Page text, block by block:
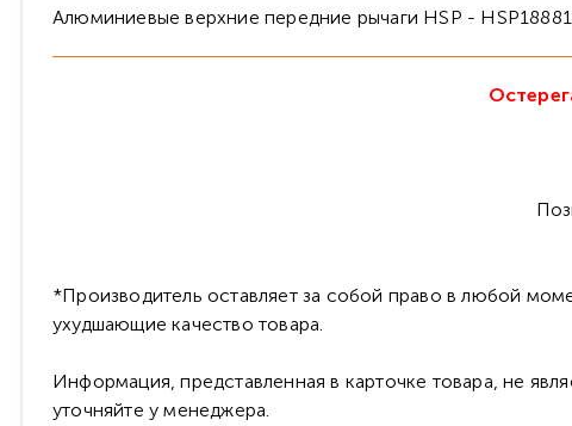
Алюминиевые верхние передние рычаги HSP -
*Производитель оставляет за собой право в любой
ухудшающие качество товара.
Информация, представленная в карточке товара, не
уточняйте у менеджера.